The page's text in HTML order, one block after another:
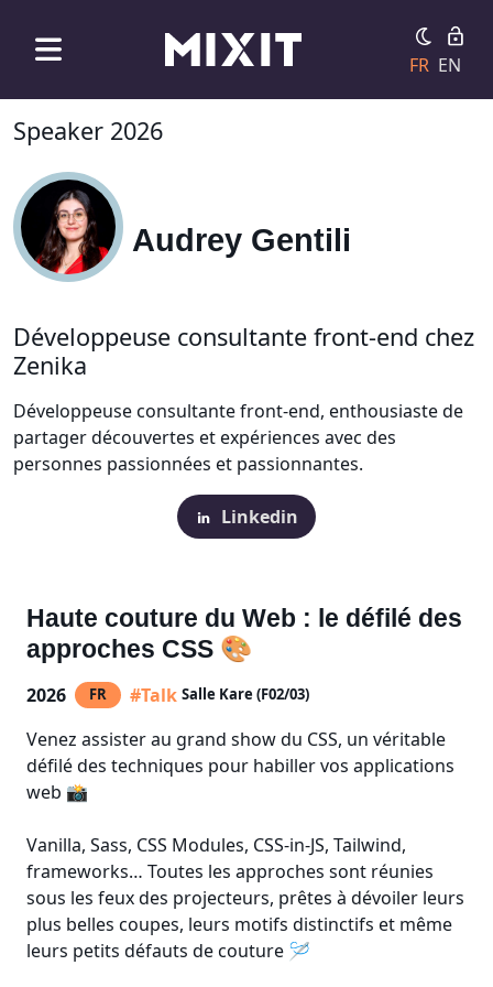
FR EN
Speaker 2026
Audrey Gentili
Développeuse consultante front-end chez
Zenika
Développeuse consultante front-end, enthousiaste de
partager découvertes et expériences avec des
personnes passionnées et passionnantes.
Linkedin
Haute couture du Web : le défilé des
approches CSS 🎨
2026 FR #Talk Salle Kare (F02/03)
Venez assister au grand show du CSS, un véritable
défilé des techniques pour habiller vos applications
web 📸
Vanilla, Sass, CSS Modules, CSS-in-JS, Tailwind,
frameworks… Toutes les approches sont réunies
sous les feux des projecteurs, prêtes à dévoiler leurs
plus belles coupes, leurs motifs distinctifs et même
leurs petits défauts de couture 🪡